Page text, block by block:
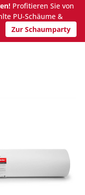
Profitieren Sie von
PU-Schäume &
Zur Schaumparty